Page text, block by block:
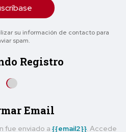
su información de contacto para
spam.
Registro
Email
fue enviado a {{email2}} . Accede